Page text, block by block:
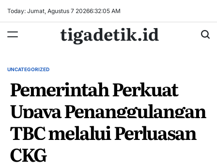
Today: Jumat, Agustus 7 20266:32:06 AM
tigadetik.id
POSTED
UNCATEGORIZED
Pemerintah Perkuat
Upaya Penanggulangan
TBC melalui Perluasan
CKG